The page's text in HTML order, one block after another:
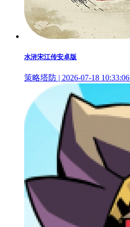
水浒宋江传安卓版
策略塔防 | 2026-07-18 10:33:06